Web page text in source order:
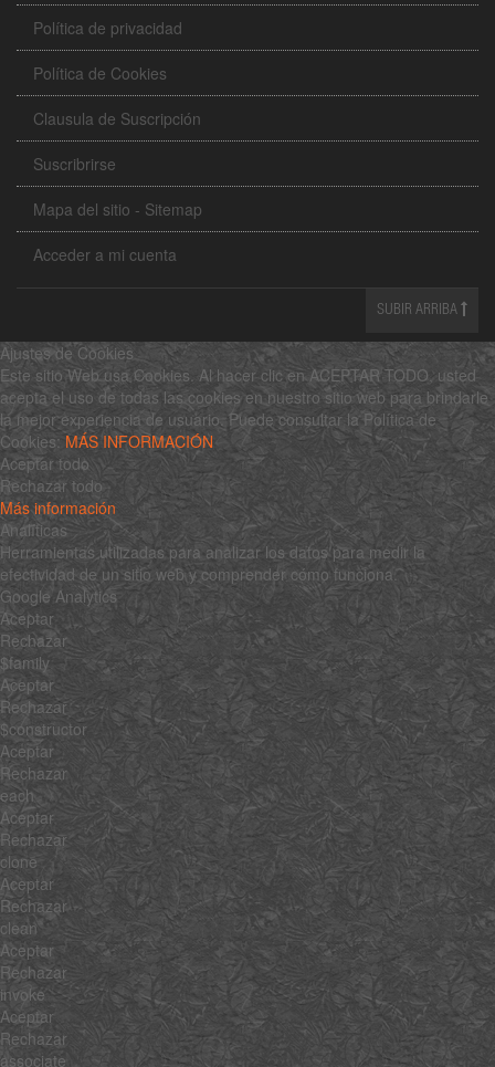
Política de privacidad
Política de Cookies
Clausula de Suscripción
Suscribrirse
Mapa del sitio - Sitemap
Acceder a mi cuenta
SUBIR ARRIBA
Ajustes de Cookies
Este sitio Web usa Cookies. Al hacer clic en ACEPTAR TODO, usted
acepta el uso de todas las cookies en nuestro sitio web para brindarle
la mejor experiencia de usuario. Puede consultar la Política de
Cookies: MÁS INFORMACIÓN
Aceptar todo
Rechazar todo
Más información
Analíticas
Herramientas utilizadas para analizar los datos para medir la
efectividad de un sitio web y comprender cómo funciona.
Google Analytics
Aceptar
Rechazar
$family
Aceptar
Rechazar
$constructor
Aceptar
Rechazar
each
Aceptar
Rechazar
clone
Aceptar
Rechazar
clean
Aceptar
Rechazar
invoke
Aceptar
Rechazar
associate